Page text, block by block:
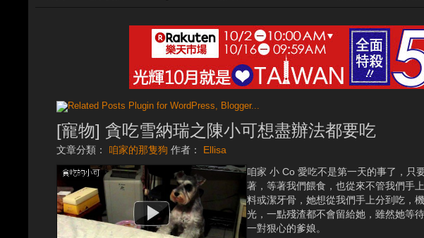
[寵物] 貪吃雪納瑞之陳小可想盡辦法都要吃
文章分類： 咱家的那隻狗 作者： Ellisa
咱家 小 Co 愛吃不是第一天的事了，只
著，等著我們餵食，也從來不管我們手
料或潔牙骨，她想從我們手上分到吃，
光，一點殘渣都不會留給她，雖然她等
一對狠心的爹娘。